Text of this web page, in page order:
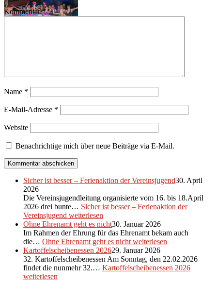
Kommentar*
Name *
E-Mail-Adresse *
Website
Benachrichtige mich über neue Beiträge via E-Mail.
Sicher ist besser – Ferienaktion der Vereinsjugend30. April
2026
Die Vereinsjugendleitung organisierte vom 16. bis 18.April
2026 drei bunte… Sicher ist besser – Ferienaktion der
Vereinsjugend weiterlesen
Ohne Ehrenamt geht es nicht30. Januar 2026
Im Rahmen der Ehrung für das Ehrenamt bekam auch
die… Ohne Ehrenamt geht es nicht weiterlesen
Kartoffelscheibenessen 202629. Januar 2026
32. Kartoffelscheibenessen Am Sonntag, den 22.02.2026
findet die nunmehr 32.… Kartoffelscheibenessen 2026
weiterlesen